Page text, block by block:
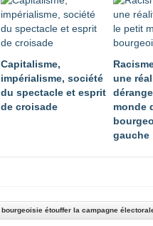
Capitalisme,
impérialisme, société
du spectacle et esprit
de croisade
une
monde
gauche